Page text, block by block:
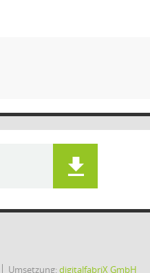
Umsetzung:digitalfabriX GmbH